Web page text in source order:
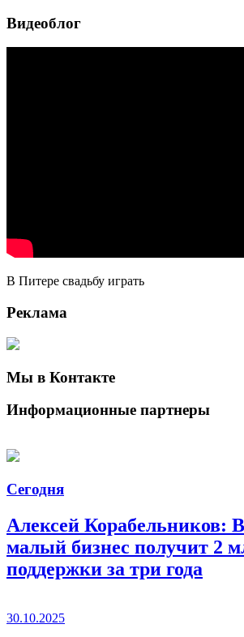
Видеоблог
В Питере свадьбу играть
Реклама
Мы в Контакте
Информационные партнеры
Сегодня
Алексей Корабельников:
малый бизнес получит 2
поддержки за три года
30.10.2025